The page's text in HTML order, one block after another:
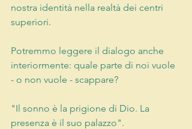
nostra identità nella realtà dei centri
superiori.
Potremmo leggere il dialogo anche
interiormente: quale parte di noi vuole
- o non vuole - scappare?
"Il sonno è la prigione di Dio. La
presenza è il suo palazzo".